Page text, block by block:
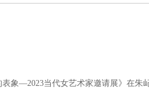
表象—2023当代女艺术家邀请展》在朱